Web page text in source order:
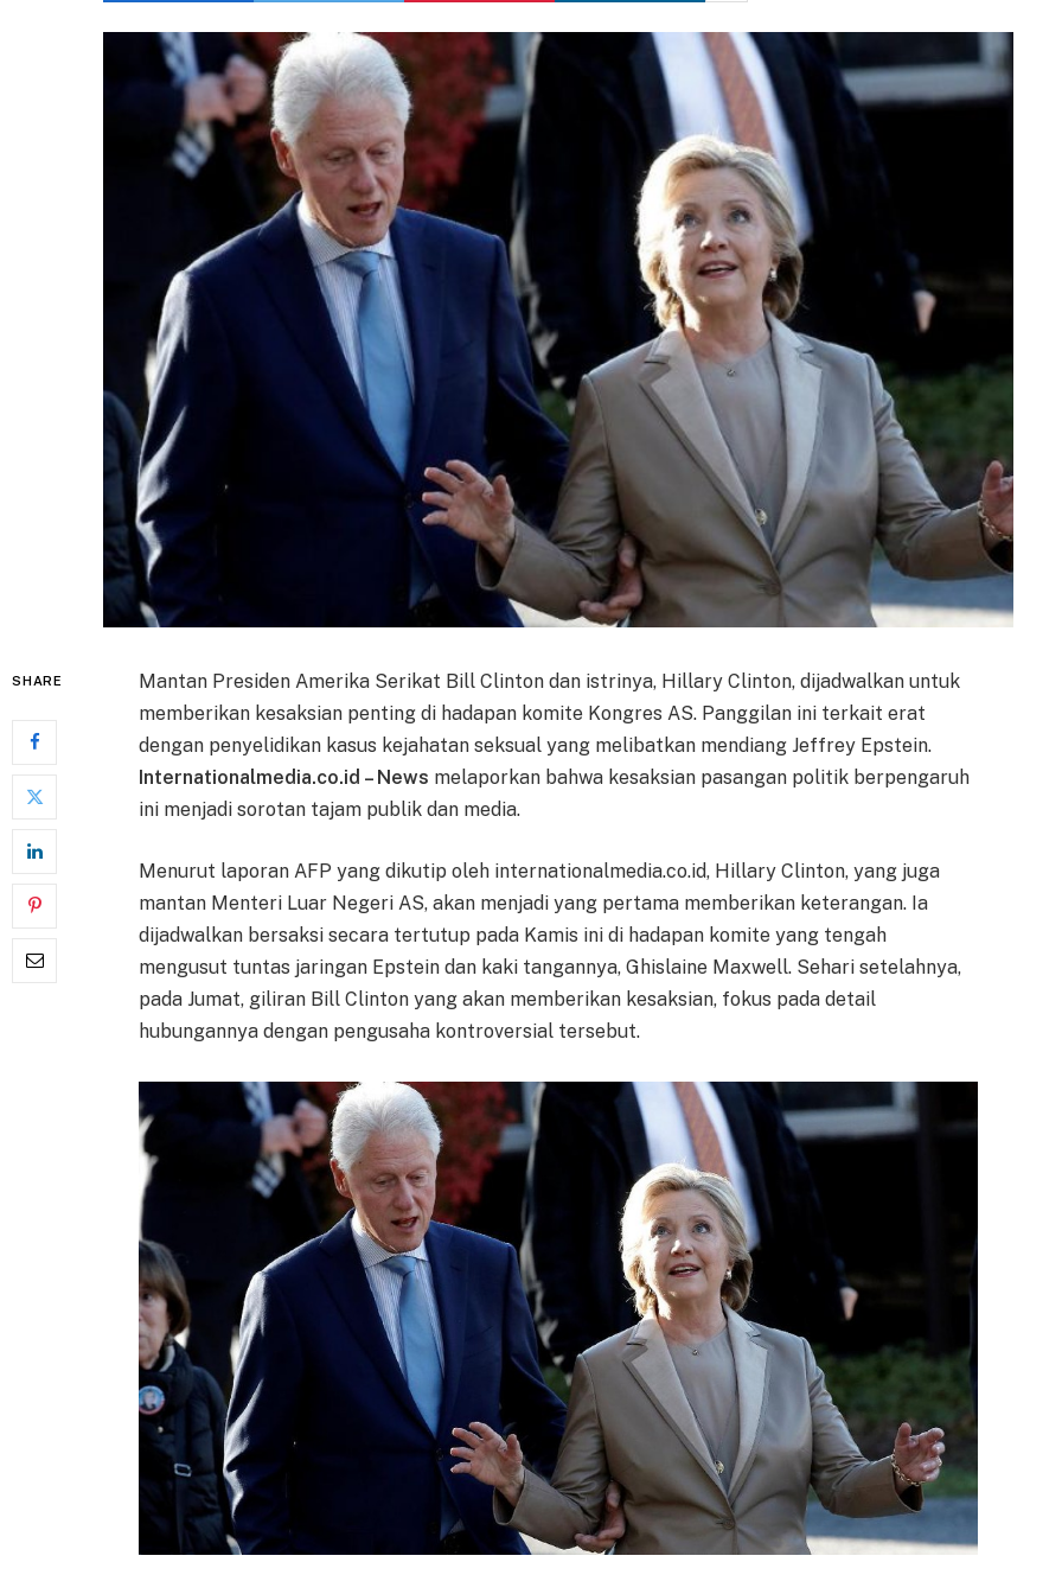
SHARE
Mantan Presiden Amerika Serikat Bill Clinton dan istrinya, Hillary Clinton, dijadwalkan untuk
memberikan kesaksian penting di hadapan komite Kongres AS. Panggilan ini terkait erat
dengan penyelidikan kasus kejahatan seksual yang melibatkan mendiang Jeffrey Epstein.
Internationalmedia.co.id – News melaporkan bahwa kesaksian pasangan politik berpengaruh
ini menjadi sorotan tajam publik dan media.
Menurut laporan AFP yang dikutip oleh internationalmedia.co.id, Hillary Clinton, yang juga
mantan Menteri Luar Negeri AS, akan menjadi yang pertama memberikan keterangan. Ia
dijadwalkan bersaksi secara tertutup pada Kamis ini di hadapan komite yang tengah
mengusut tuntas jaringan Epstein dan kaki tangannya, Ghislaine Maxwell. Sehari setelahnya,
pada Jumat, giliran Bill Clinton yang akan memberikan kesaksian, fokus pada detail
hubungannya dengan pengusaha kontroversial tersebut.